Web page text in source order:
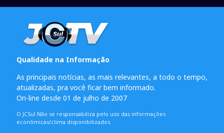
Qualidade na Informação
As principais notícias, as mais relevantes, a todo o tempo,
atualizadas, pra você ficar bem informado.
On-line desde 01 de julho de 2007
O JCSul Não se responsabiliza pelo uso das informações
econômicas/clima disponibilizados.